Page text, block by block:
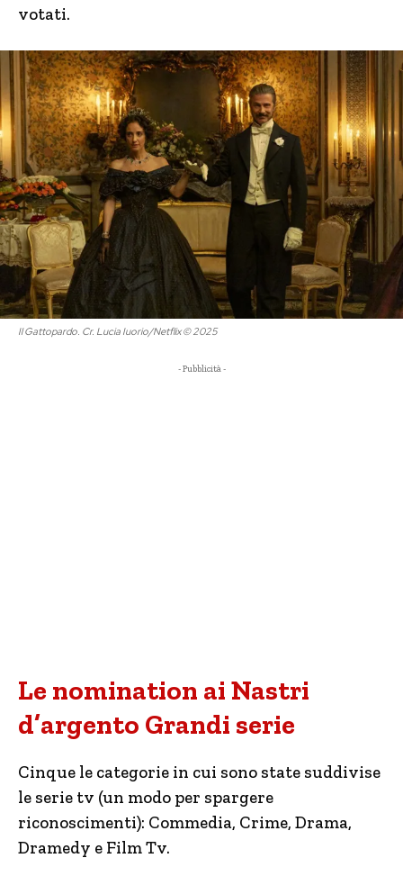
votati.
Il Gattopardo. Cr. Lucia Iuorio/Netflix © 2025
- Pubblicità -
Le nomination ai Nastri
d’argento Grandi serie
Cinque le categorie in cui sono state suddivise
le serie tv (un modo per spargere
riconoscimenti): Commedia, Crime, Drama,
Dramedy e Film Tv.